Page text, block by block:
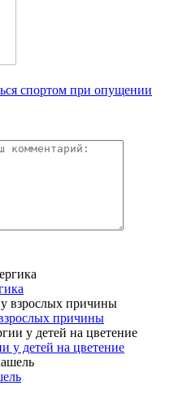
спортом при опущении
причины
у детей на цветение